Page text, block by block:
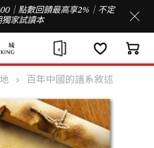
｜點數回饋最高享2%｜不定
獨家試讀本
百年中國的譜系敘述